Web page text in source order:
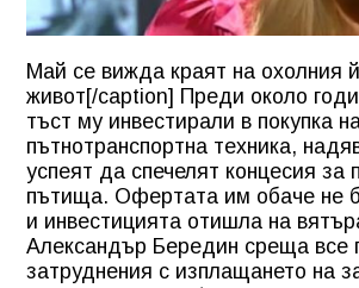
Май се вижда краят на охолния й
живот[/caption] Преди около
тъст му инвестирали в покупка
пътнотранспортна техника,
успеят да спечелят концесия
пътища. Офертата им обаче не
и инвестицията отишла на
Александър Бередин среща все
затруднения с изплащането на